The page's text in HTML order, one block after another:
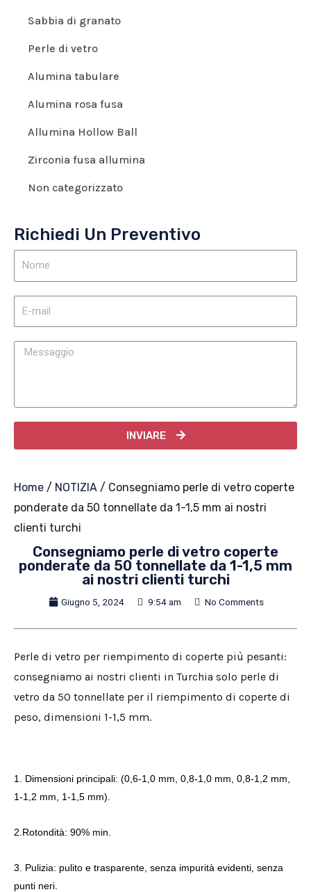
Sabbia di granato
Perle di vetro
Alumina tabulare
Alumina rosa fusa
Allumina Hollow Ball
Zirconia fusa allumina
Non categorizzato
Richiedi Un Preventivo
INVIARE
Home / NOTIZIA / Consegniamo perle di vetro coperte
ponderate da 50 tonnellate da 1-1,5 mm ai nostri
clienti turchi
Consegniamo perle di vetro coperte
ponderate da 50 tonnellate da 1-1,5 mm
ai nostri clienti turchi
Giugno 5, 2024 9:54 am No Comments
Perle di vetro per riempimento di coperte più pesanti:
consegniamo ai nostri clienti in Turchia solo perle di
vetro da 50 tonnellate per il riempimento di coperte di
peso, dimensioni 1-1,5 mm.
1. Dimensioni principali: (0,6-1,0 mm, 0,8-1,0 mm, 0,8-1,2 mm,
1-1,2 mm, 1-1,5 mm).
2.Rotondità: 90% min.
3. Pulizia: pulito e trasparente, senza impurità evidenti, senza
punti neri.